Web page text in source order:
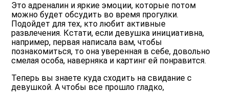
Это адреналин и яркие эмоции, которые потом
можно будет обсудить во время прогулки.
Подойдет для тех, кто любит активные
развлечения. Кстати, если девушка инициативна,
например, первая написала вам, чтобы
познакомиться, то она уверенная в себе, довольно
смелая особа, наверняка и картинг ей понравится.
Теперь вы знаете куда сходить на свидание с
девушкой. А чтобы все прошло гладко,